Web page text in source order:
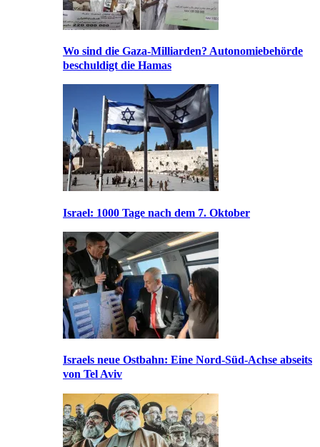
Wo sind die Gaza-Milliarden? Autonomiebehörde
beschuldigt die Hamas
Israel: 1000 Tage nach dem 7. Oktober
Israels neue Ostbahn: Eine Nord-Süd-Achse abseits
von Tel Aviv